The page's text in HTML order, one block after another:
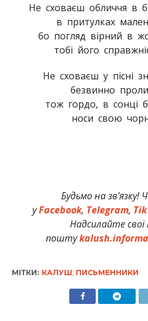
Не сховаєш обличчя в
в притулках
бо погляд вірний в
тобі його
Не сховаєш у пісні
безвинно
тож гордо, в сонці
носи свою
Будьмо на
уFacebook, Telegram,
Надсилайте
пошту
МІТКИ: КАЛУШ ПИСЬМЕННИКИ